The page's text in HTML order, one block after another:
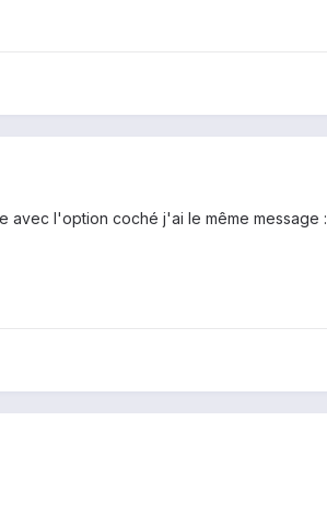
avec l'option coché j'ai le même message :